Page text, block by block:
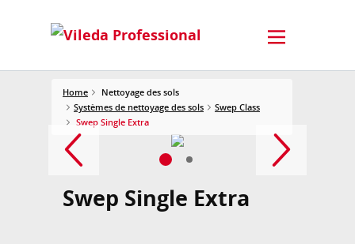
Home
Nettoyage des sols
Systèmes de nettoyage des sols
Swep Class
Swep Single Extra
Swep Single Extra